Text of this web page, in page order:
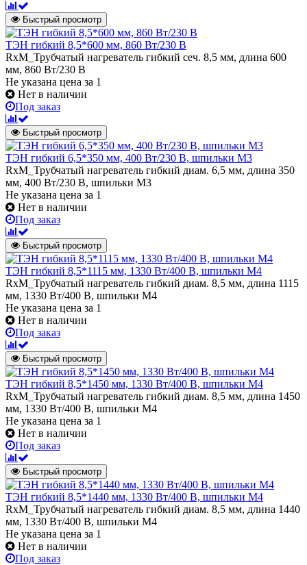
Быстрый просмотр
ТЭН гибкий 8,5*600 мм, 860 Вт/230 В
RxM_Трубчатый нагреватель гибкий сеч. 8,5 мм, длина 600
мм, 860 Вт/230 В
Не указана цена за 1
Нет в наличии
Под заказ
Быстрый просмотр
ТЭН гибкий 6,5*350 мм, 400 Вт/230 В, шпильки М3
RxM_Трубчатый нагреватель гибкий диам. 6,5 мм, длина 350
мм, 400 Вт/230 В, шпильки М3
Не указана цена за 1
Нет в наличии
Под заказ
Быстрый просмотр
ТЭН гибкий 8,5*1115 мм, 1330 Вт/400 В, шпильки М4
RxM_Трубчатый нагреватель гибкий диам. 8,5 мм, длина 1115
мм, 1330 Вт/400 В, шпильки М4
Не указана цена за 1
Нет в наличии
Под заказ
Быстрый просмотр
ТЭН гибкий 8,5*1450 мм, 1330 Вт/400 В, шпильки М4
RxM_Трубчатый нагреватель гибкий диам. 8,5 мм, длина 1450
мм, 1330 Вт/400 В, шпильки М4
Не указана цена за 1
Нет в наличии
Под заказ
Быстрый просмотр
ТЭН гибкий 8,5*1440 мм, 1330 Вт/400 В, шпильки М4
RxM_Трубчатый нагреватель гибкий диам. 8,5 мм, длина 1440
мм, 1330 Вт/400 В, шпильки М4
Не указана цена за 1
Нет в наличии
Под заказ